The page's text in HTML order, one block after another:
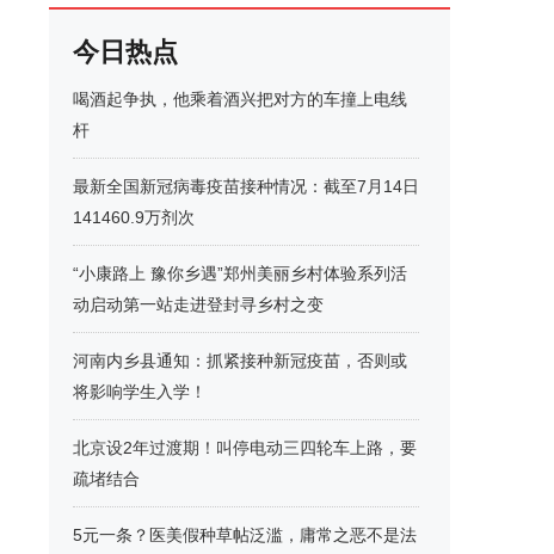
今日热点
喝酒起争执，他乘着酒兴把对方的车撞上电线
杆
最新全国新冠病毒疫苗接种情况：截至7月14日
141460.9万剂次
“小康路上 豫你乡遇”郑州美丽乡村体验系列活
动启动第一站走进登封寻乡村之变
河南内乡县通知：抓紧接种新冠疫苗，否则或
将影响学生入学！
北京设2年过渡期！叫停电动三四轮车上路，要
疏堵结合
5元一条？医美假种草帖泛滥，庸常之恶不是法